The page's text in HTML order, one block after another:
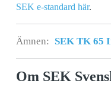
SEK e-standard här.
Ämnen: SEK TK 65
Om SEK